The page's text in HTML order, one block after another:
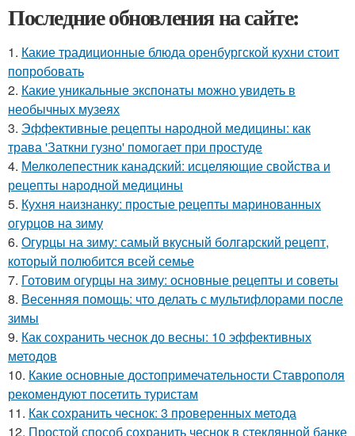
Последние обновления на сайте:
1. Какие традиционные блюда оренбургской кухни стоит
попробовать
2. Какие уникальные экспонаты можно увидеть в
необычных музеях
3. Эффективные рецепты народной медицины: как
трава 'Заткни гузно' помогает при простуде
4. Мелколепестник канадский: исцеляющие свойства и
рецепты народной медицины
5. Кухня наизнанку: простые рецепты маринованных
огурцов на зиму
6. Огурцы на зиму: самый вкусный болгарский рецепт,
который полюбится всей семье
7. Готовим огурцы на зиму: основные рецепты и советы
8. Весенняя помощь: что делать с мультифлорами после
зимы
9. Как сохранить чеснок до весны: 10 эффективных
методов
10. Какие основные достопримечательности Ставрополя
рекомендуют посетить туристам
11. Как сохранить чеснок: 3 проверенных метода
12. Простой способ сохранить чеснок в стеклянной банке